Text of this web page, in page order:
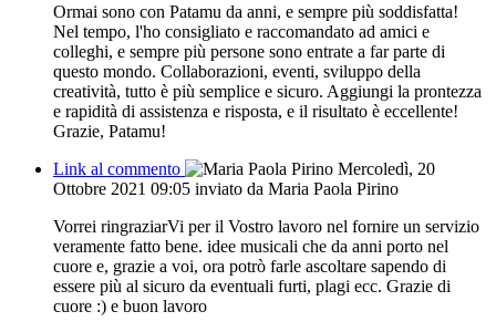
Ormai sono con Patamu da anni, e sempre più soddisfatta!
Nel tempo, l'ho consigliato e raccomandato ad amici e
colleghi, e sempre più persone sono entrate a far parte di
questo mondo. Collaborazioni, eventi, sviluppo della
creatività, tutto è più semplice e sicuro. Aggiungi la prontezza
e rapidità di assistenza e risposta, e il risultato è eccellente!
Grazie, Patamu!
Link al commento
Mercoledì, 20
Ottobre 2021 09:05 inviato da Maria Paola Pirino
Vorrei ringraziarVi per il Vostro lavoro nel fornire un servizio
veramente fatto bene. idee musicali che da anni porto nel
cuore e, grazie a voi, ora potrò farle ascoltare sapendo di
essere più al sicuro da eventuali furti, plagi ecc. Grazie di
cuore :) e buon lavoro